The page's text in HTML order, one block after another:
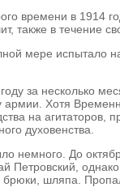
времени в 1914
также в течение
мере
за несколько
армии. Хотя
на
духовенства.
немного. До
Петровский,
шляпа.